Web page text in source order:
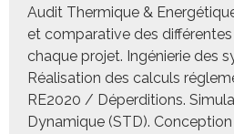
Audit Thermique &
et comparative des
chaque projet. Ingénierie des
Réalisation des calculs
RE2020 / Déperditions.
Dynamique (STD).